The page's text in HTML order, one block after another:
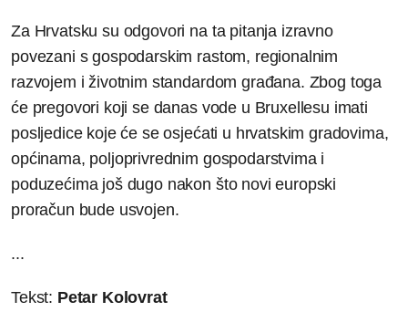
Za Hrvatsku su odgovori na ta pitanja izravno
povezani s gospodarskim rastom, regionalnim
razvojem i životnim standardom građana. Zbog toga
će pregovori koji se danas vode u Bruxellesu imati
posljedice koje će se osjećati u hrvatskim gradovima,
općinama, poljoprivrednim gospodarstvima i
poduzećima još dugo nakon što novi europski
proračun bude usvojen.
...
Tekst: Petar Kolovrat